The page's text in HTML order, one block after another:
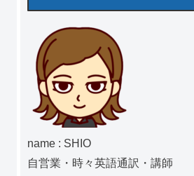
name : SHIO
自営業・時々英語通訳・講師